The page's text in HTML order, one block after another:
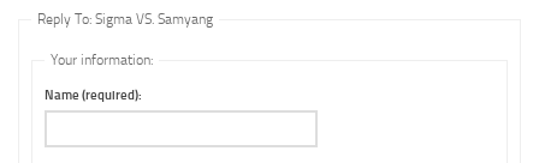
Reply To: Sigma VS. Samyang
Your information:
Name (required):